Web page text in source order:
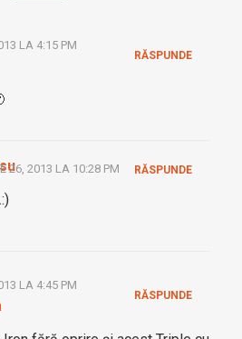
LA 4:15 PM
RĂSPUNDE
26, 2013 LA 10:28 PM RĂSPUNDE
LA 4:45 PM
RĂSPUNDE